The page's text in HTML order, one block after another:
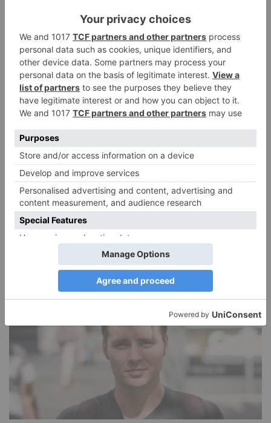
0
PDA Autismus: Merkmale und Umgang mit
PANDA-Kindern – Kinder mit starkem
Autonomiebedürfnis (1)